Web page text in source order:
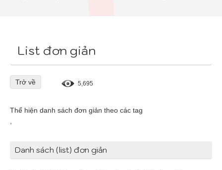
List đơn giản
Trở về 5,695
Thể hiện danh sách đơn giản theo các tag
Danh sách (list) đơn giản